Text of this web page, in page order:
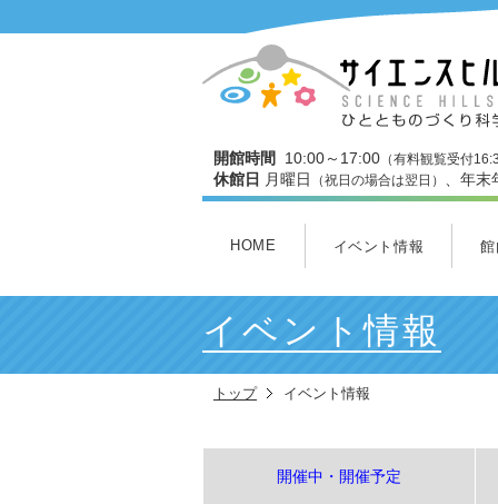
開館時間 10:00～17:00 （有料観覧受付
休館日 月曜日 （祝日の場合は翌日） 、年
HOME イベント情報
イベント情報
トップ イベント情報
開催中・開催予定